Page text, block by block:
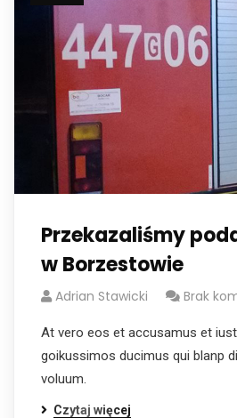
Przekazaliśmy
w Borzestowie
Adrian Stawicki Brak
At vero eos et accusamus et
goikussimos ducimus qui blanp
voluum.
Czytaj więcej